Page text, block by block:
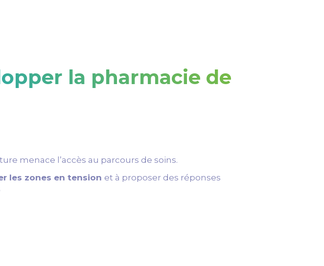
la pharmacie de
menace l’accès au parcours de soins.
les zones en tension et à proposer des réponses